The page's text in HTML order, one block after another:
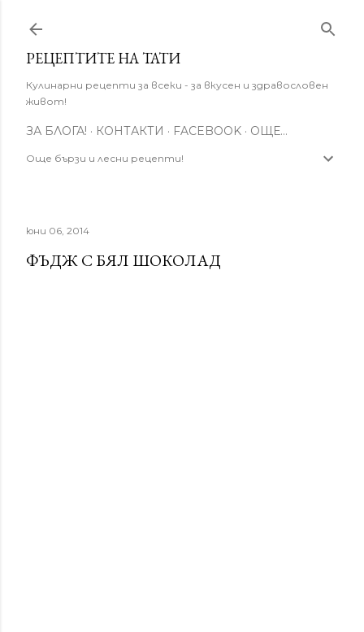
РЕЦЕПТИТЕ НА ТАТИ
Кулинарни рецепти за всеки - за вкусен и здравословен
живот!
ЗА БЛОГА! КОНТАКТИ FACEBOOK ОЩЕ…
Още бързи и лесни рецепти!
юни 06, 2014
ФЪДЖ С БЯЛ ШОКОЛАД